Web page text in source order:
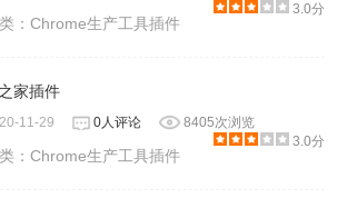
3.0分
：Chrome生产工具插件
家插件
11-29 0人评论
8405次浏览
3.0分
：Chrome生产工具插件